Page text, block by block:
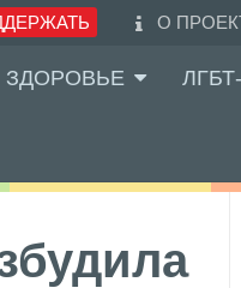
О
ЗДОРОВЬЕ